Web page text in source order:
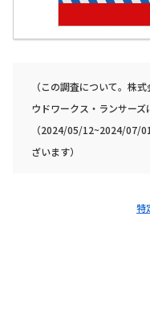
（この調査について。株
ウドワークス・ランサー
（2024/05/12~2024/07/
ざいます）
特